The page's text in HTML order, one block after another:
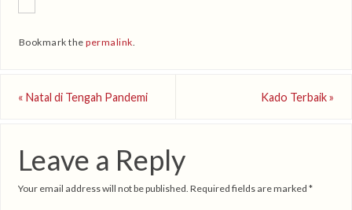
Bookmark thepermalink
« Natal di Tengah Pandemi Kado Terbaik»
Leave a Reply
Your email address will not be published. Required fields are marked *